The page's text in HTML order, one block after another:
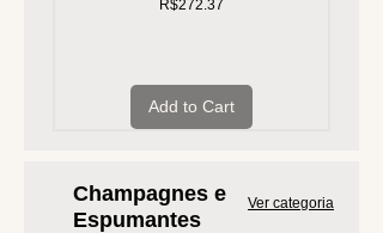
Price
R$272.37
Add to Cart
Champagnes e
Espumantes
Ver categoria